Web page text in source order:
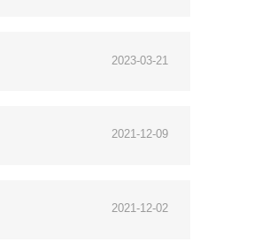
2023-03-21
2021-12-09
2021-12-02